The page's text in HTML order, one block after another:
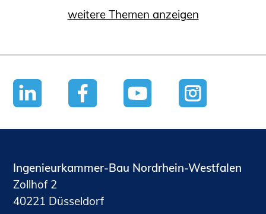
weitere Themen anzeigen
Ingenieurkammer-Bau Nordrhein-Westfalen
Zollhof 2
40221 Düsseldorf